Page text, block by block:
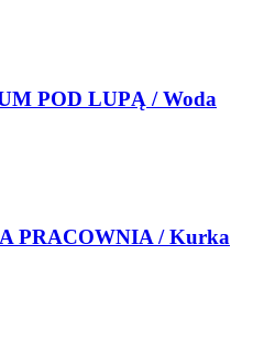
POD LUPĄ / Woda
PRACOWNIA / Kurka